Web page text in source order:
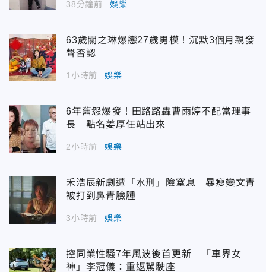
38分鐘前 娛樂
63歲關之琳爆戀27歲男模！沉默3個月親發
聲否認
1小時前 娛樂
6年舊怨爆發！田路路轟曹雨婷不配當理事
長 點名姜厚任站出來
2小時前 娛樂
禾浩辰新劇遭「水刑」險窒息 暴瘦變文青
被打到鼻青臉腫
3小時前 娛樂
控同業性騷7年風波後首更新 「車界女
神」李冠儀：重返駕駛座